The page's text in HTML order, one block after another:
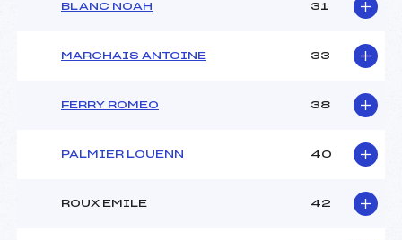
BLANC NOAH 31
MARCHAIS ANTOINE 33
FERRY ROMEO 38
PALMIER LOUENN 40
ROUX EMILE 42